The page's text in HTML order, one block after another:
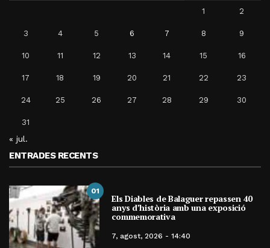
1 2
3 4 5 6 7 8 9
10 11 12 13 14 15 16
17 18 19 20 21 22 23
24 25 26 27 28 29 30
31
« jul.
ENTRADES RECENTS
01
Els Diables de Balaguer repassen 40
anys d’història amb una exposició
commemorativa
7, agost, 2026 - 14:40